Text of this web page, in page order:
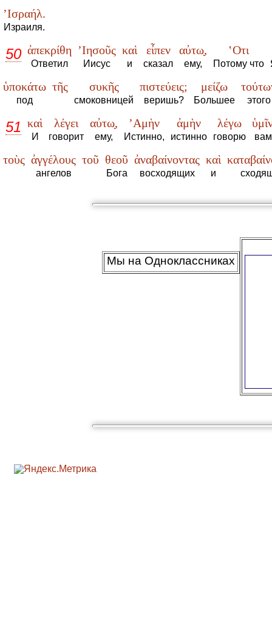
’Ισραήλ.
Израиля.
50 ἀπεκρίθη
Ответил
’Ιησοῦς
Иисус
καὶ
и
εἶπεν
сказал
αὐτω̣,
ему,
‛Οτι
Потому что
ὑποκάτω
под
τῆς συκῆς
смоковницей
πιστεύεις;
веришь?
μείζω
Большее этого
51 καὶ
И
λέγει
говорит
αὐτω̣,
ему,
’Αμὴν
Истинно,
ἀμὴν
истинно
λέγω
говорю
τοὺς ἀγγέλους
ангелов
τοῦ θεοῦ
Бога
ἀναβαίνοντας
восходящих
καὶ
и
Мы на Одноклассниках